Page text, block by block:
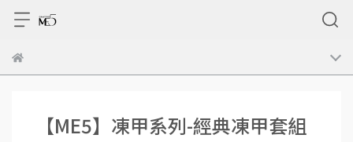
【ME5】凍甲系列-經典凍甲套組